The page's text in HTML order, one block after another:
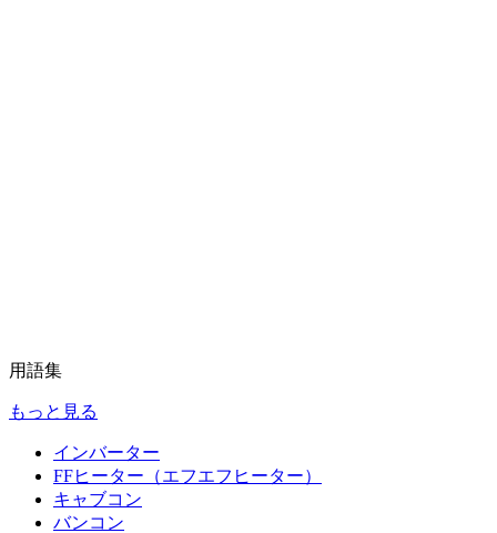
用語集
もっと見る
インバーター
FFヒーター（エフエフヒーター）
キャブコン
バンコン